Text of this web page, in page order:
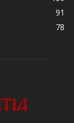
91
78